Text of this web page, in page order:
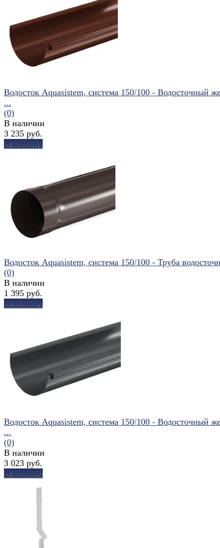
сравнить
сравнить
Водосток Aquasistem, система 150/100 - Водосточный
...
(0)
В наличии
3 235 руб.
В корзину
избранное
Водосток Aquasistem, система 150/100 - Труба
(0)
В наличии
1 395 руб.
В корзину
Водосток Aquasistem, система 150/100 - Водосточный
...
(0)
В наличии
3 023 руб.
В корзину